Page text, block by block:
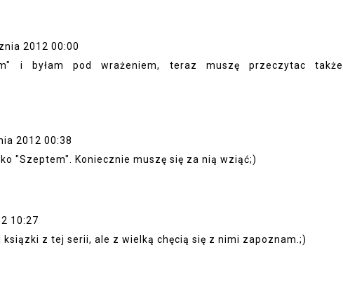
2012 00:00
i byłam pod wrażeniem, teraz muszę przeczytac także
2012 00:38
"Szeptem". Koniecznie muszę się za nią wziąć;)
10:27
ksiązki z tej serii, ale z wielką chęcią się z nimi zapoznam.;)